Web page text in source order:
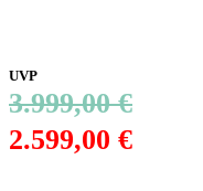
UVP
3.999,00 €
2.599,00 €